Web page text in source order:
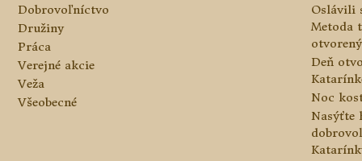
Dobrovoľníctvo
Družiny
Práca
Verejné akcie
Veža
Všeobecné
Oslávili
Metoda
Deň
Noc
Nasýťte